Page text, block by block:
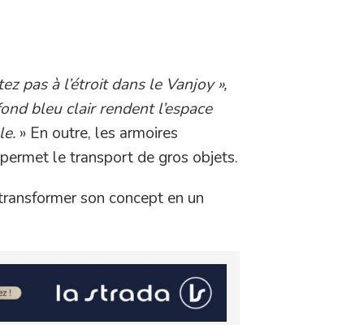
pas à l’étroit dans le Vanjoy »,
bleu clair rendent l’espace
» En outre, les armoires
le transport de gros objets.
son concept en un